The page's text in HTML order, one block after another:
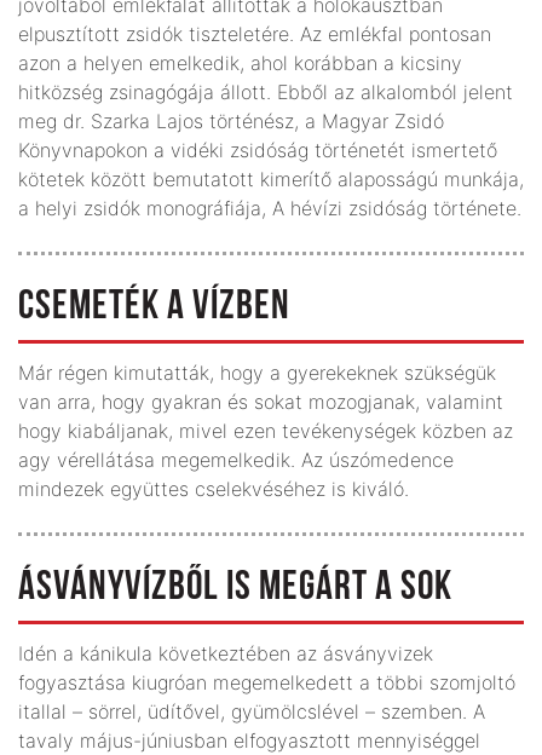
elpusztított zsidók tiszteletére. Az emlékfal pontosan
azon a helyen emelkedik, ahol korábban a kicsiny
hitközség zsinagógája állott. Ebből az alkalomból jelent
meg dr. Szarka Lajos történész, a Magyar Zsidó
Könyvnapokon a vidéki zsidóság történetét ismertető
kötetek között bemutatott kimerítő alaposságú munkája,
a helyi zsidók monográfiája, A hévízi zsidóság története.
CSEMETÉK A VÍZBEN
Már régen kimutatták, hogy a gyerekeknek szükségük
van arra, hogy gyakran és sokat mozogjanak, valamint
hogy kiabáljanak, mivel ezen tevékenységek közben az
agy vérellátása megemelkedik. Az úszómedence
mindezek együttes cselekvéséhez is kiváló.
ÁSVÁNYVÍZBŐL IS MEGÁRT A SOK
Idén a kánikula következtében az ásványvizek
fogyasztása kiugróan megemelkedett a többi szomjoltó
itallal – sörrel, üdítővel, gyümölcslével – szemben. A
tavaly május-júniusban elfogyasztott mennyiséggel